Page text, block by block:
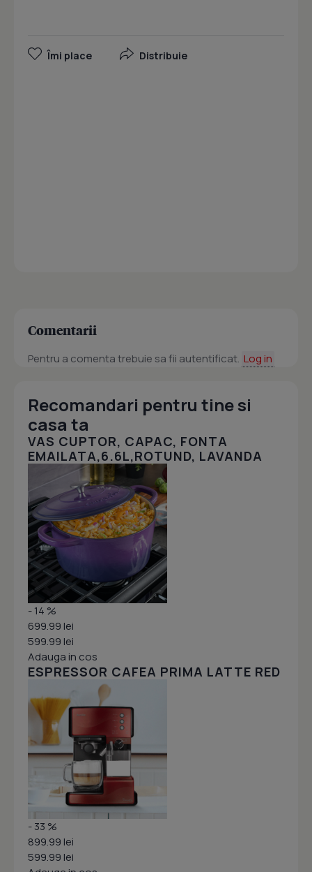
Îmi place Distribuie
Comentarii
Pentru a comenta trebuie sa fii autentificat. Log in
Recomandari pentru tine si
casa ta
VAS CUPTOR, CAPAC, FONTA
EMAILATA,6.6L,ROTUND, LAVANDA
- 14 %
699.99 lei
599.99 lei
Adauga in cos
ESPRESSOR CAFEA PRIMA LATTE RED
- 33 %
899.99 lei
599.99 lei